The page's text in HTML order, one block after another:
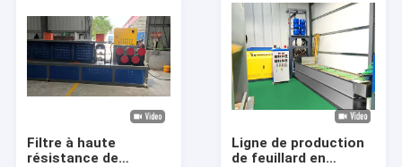
Filtre à haute
résistance de
Ligne de production
de feuillard en